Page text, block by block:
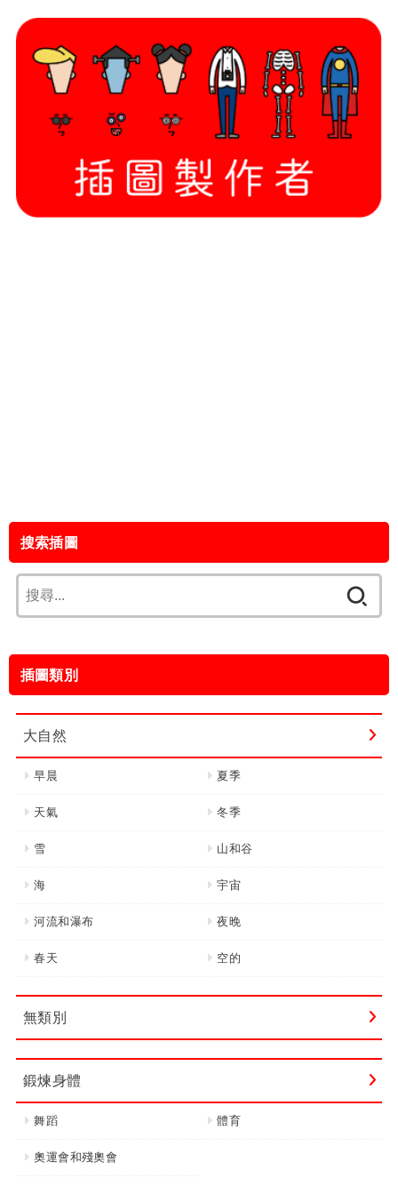
搜索插圖
尋
字:
插圖類別
大自然
早晨 夏季
天氣 冬季
雪 山和谷
海 宇宙
河流和瀑布 夜晚
春天 空的
無類別
鍛煉身體
舞蹈 體育
奧運會和殘奧會